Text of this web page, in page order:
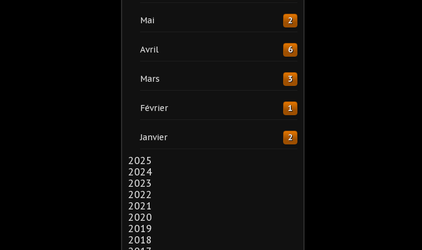
Mai 2
Avril 6
Mars 3
Février 1
Janvier 2
2025
2024
2023
2022
2021
2020
2019
2018